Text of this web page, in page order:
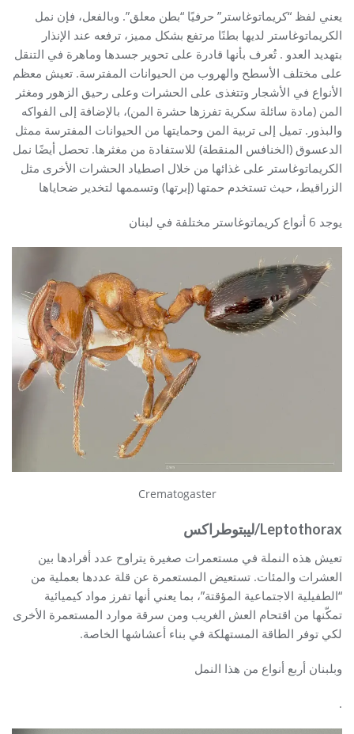
يعني لفظ “كريماتوغاستر” حرفيًا “بطن معلق”. وبالفعل، فإن نمل
الكريماتوغاستر لديها بطنًا مرتفع بشكل مميز، ترفعه عند الإنذار
بتهديد العدو . تُعرف بأنها قادرة على تحوير جسدها وماهرة في التنقل
على مختلف الأسطح والهروب من الحيوانات المفترسة. تعيش معظم
الأنواع في الأشجار وتتغذى على الحشرات وعلى رحيق الزهور ومغثر
المن (مادة سائلة سكرية تفرزها حشرة المن)، بالإضافة إلى الفواكه
والبذور. تميل إلى تربية المن وحمايتها من الحيوانات المفترسة ممثل
الدعسوق (الخنافس المنقطة) للاستفادة من مغثرها. تحصل أيضًا نمل
الكريماتوغاستر على غذائها من خلال اصطياد الحشرات الأخرى مثل
الزراقيط، حيث تستخدم حمتها (إبرتها) وتسممها لتخدير ضحاياها
يوجد 6 أنواع كريماتوغاستر مختلفة في لبنان
Crematogaster
Leptothorax/ليبتوطراكس
تعيش هذه النملة في مستعمرات صغيرة يتراوح عدد أفرادها بين
العشرات والمئات. تستعيض المستعمرة عن قلة عددها بعملية من
“الطفيلية الاجتماعية المؤقتة”، بما يعني أنها تفرز مواد كيميائية
تمكّنها من اقتحام العش الغريب ومن سرقة موارد المستعمرة الأخرى
لكي توفر الطاقة المستهلكة في بناء أعشاشها الخاصة.
وبلبنان أربع أنواع من هذا النمل
.